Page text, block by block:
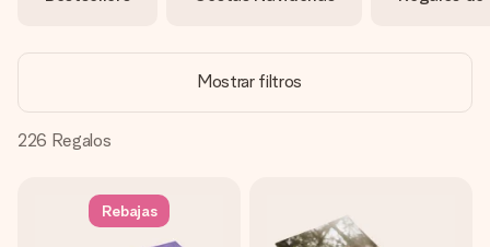
un mensaje que llegue al corazón. Sin complicaciones, solo
Mostrar filtros
226 Regalos
Rebajas